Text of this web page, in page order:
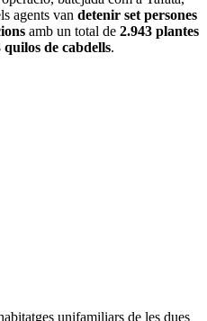
agents van detenir set persones
amb un total de 2.943 plantes
quilos de cabdells.
unifamiliars de les dues